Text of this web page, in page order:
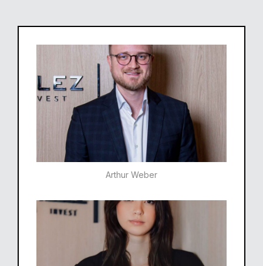
Arthur Weber